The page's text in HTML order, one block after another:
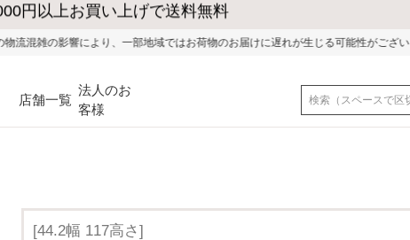
設置無料（※当社エリア）
部地域ではお荷物のお届けに遅れが生じる可能性がございます。ご迷惑をおかけ
店舗一覧
法人のお
客様
[44.2幅 117高さ]